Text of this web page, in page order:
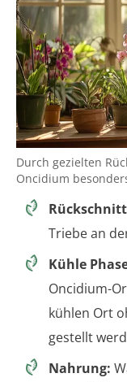
Durch gezielten
Oncidium
Triebe an
Kühle
Oncidium-
kühlen Ort
gestellt
Nahrung: